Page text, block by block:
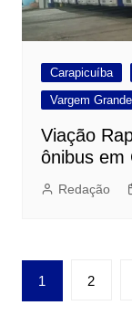
Carapicuíba
Vargem
Viação
ônibus em
Redação
Paginação
de
1 2